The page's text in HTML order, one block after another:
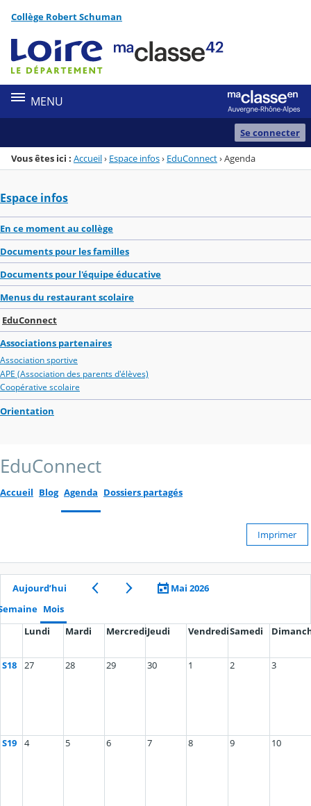
Menu de la rubrique
Contenu
Collège Robert Schuman
MENU
Se connecter
Vous êtes ici : Accueil› Espace infos› EduConnect›Agenda
Espace infos
En ce moment au collège
Documents pour les familles
Documents pour l'équipe éducative
Menus du restaurant scolaire
EduConnect
Associations partenaires
Association sportive
APE (Association des parents d'élèves)
Coopérative scolaire
Orientation
EduConnect
Accueil Blog Agenda Dossiers partagés
Imprimer
Aujourd’hui
Mai 2026
Mois
Lundi
Mardi MercrediJeudi VendrediSamedi
S18 27 28 29 30 1 2 3
S19 4 5 6 7 8 9 10